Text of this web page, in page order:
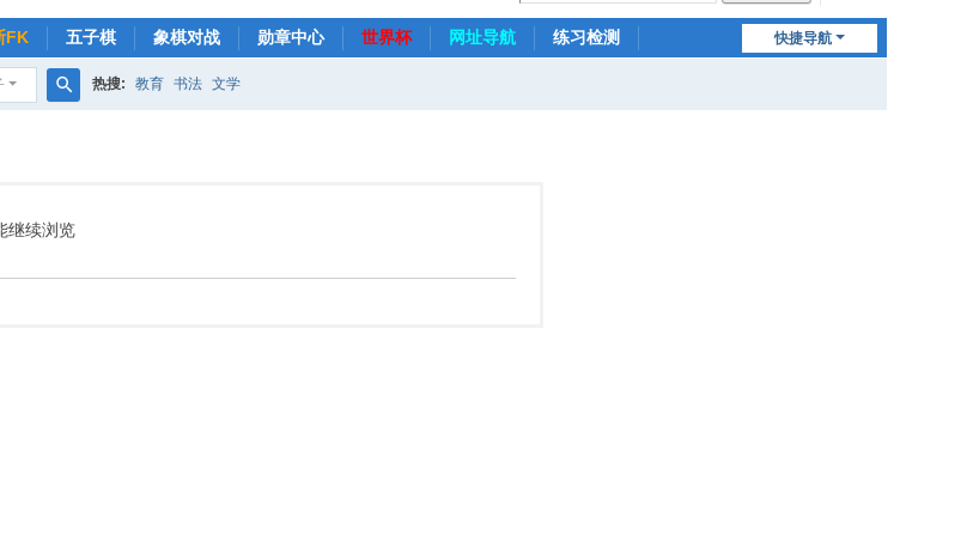
快捷导航
FK 五子棋 象棋对战 勋章中心 世界杯 网址导航
练习检测
热搜: 教育 书法 文学
继续浏览